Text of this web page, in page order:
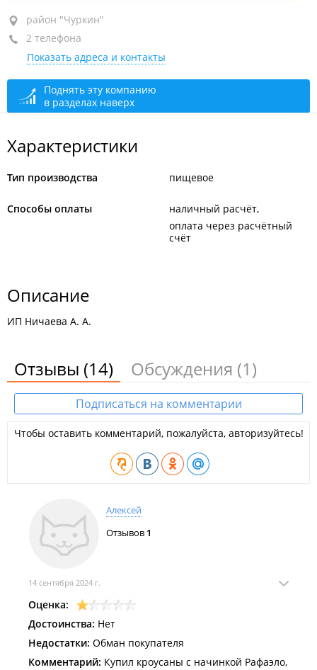
район "Чуркин", ул. Киевская, 5/7
1-й этаж
+7 (423) 264-64-14
+7 (423) 264-64-09
открыто: 08:00–17:00
район "Чуркин"
2 телефона
Показать адреса и контакты
Поднять эту компанию
в разделах наверх
Характеристики
Тип производства пищевое
Способы оплаты
наличный расчёт
оплата через расчётный
счёт
Описание
ИП Ничаева А. А.
Отзывы (14) Обсуждения (1)
Подписаться на комментарии
Чтобы оставить комментарий, пожалуйста, авторизуйтесь!
Алексей
Отзывов 1
14 сентября 2024 г.
Оценка:
Достоинства: Нет
Недостатки: Обман покупателя
Комментарий: Купил кроусаны с начинкой Рафаэло,